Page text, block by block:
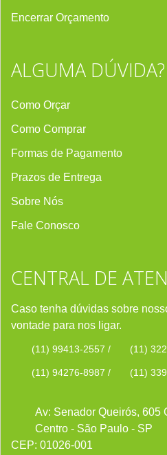
Encerrar Orçamento
ALGUMA DÚVIDA?
Como Orçar
Como Comprar
Formas de Pagamento
Prazos de Entrega
Sobre Nós
Fale Conosco
CENTRAL DE
Caso tenha dúvidas sobre
vontade para nos ligar.
(11) 99413-2557 / (11)
(11) 94276-8987 / (11)
Av: Senador Queirós, 605
Centro - São Paulo - SP
CEP: 01026-001